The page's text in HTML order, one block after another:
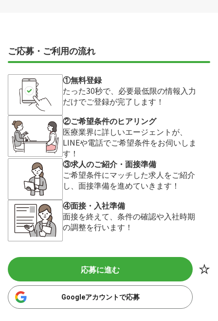
ご応募・ご利用の流れ
①無料登録
たった30秒で、必要最低限の情報入力
だけでご登録が完了します！
②ご希望条件のヒアリング
医療業界に詳しいエージェントが、
LINEや電話でご希望条件をお伺いしま
す！
③求人のご紹介・面接準備
ご希望条件にマッチした求人をご紹介
し、面接準備を進めていきます！
④面接・入社準備
面接を終えて、条件の確認や入社時期
の調整を行います！
応募に進む
Googleアカウントで応募